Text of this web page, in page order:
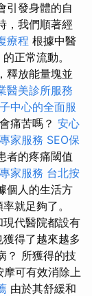
引發身體的自
，我們順著經
療程 根據中醫
正常流動。
釋放能量塊並
醫美診所服務
中心的全面服
痛苦嗎？ 安心
家服務 SEO保
者的疼痛閾值
家服務 台北按
個人的生活方
就足夠了。
代醫院都設有
得了越來越多
？ 所獲得的技
可有效消除上
由於其舒緩和